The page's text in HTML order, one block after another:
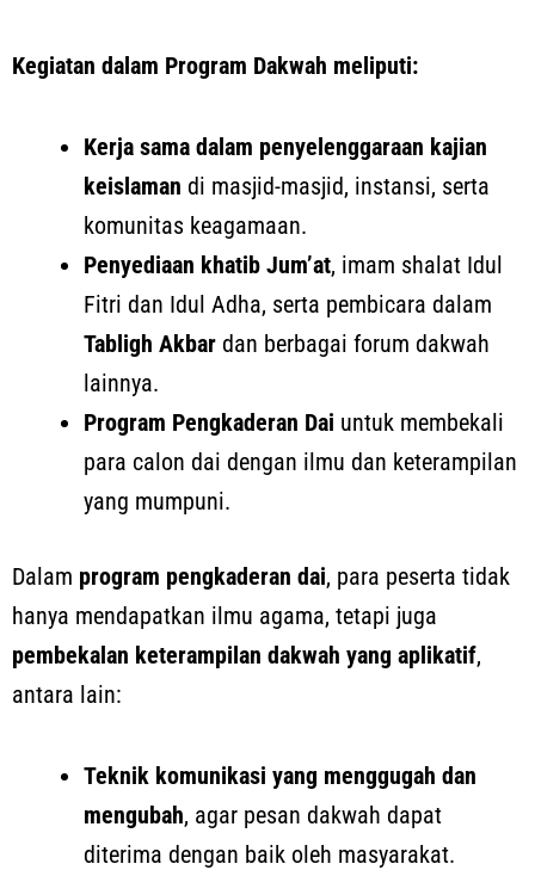
Kegiatan dalam Program Dakwah meliputi:
Kerja sama dalam penyelenggaraan kajian
keislaman di masjid-masjid, instansi, serta
komunitas keagamaan.
Penyediaan khatib Jum’at, imam shalat Idul
Fitri dan Idul Adha, serta pembicara dalam
Tabligh Akbar dan berbagai forum dakwah
lainnya.
Program Pengkaderan Dai untuk membekali
para calon dai dengan ilmu dan keterampilan
yang mumpuni.
Dalam program pengkaderan dai, para peserta tidak
hanya mendapatkan ilmu agama, tetapi juga
pembekalan keterampilan dakwah yang aplikatif,
antara lain:
Teknik komunikasi yang menggugah dan
mengubah, agar pesan dakwah dapat
diterima dengan baik oleh masyarakat.